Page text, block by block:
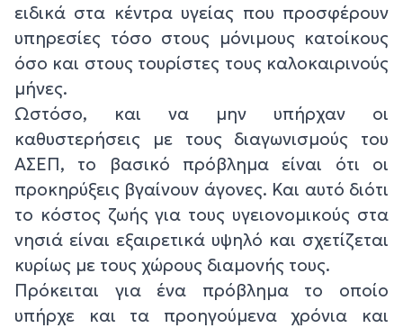
ειδικά στα κέντρα υγείας που προσφέρουν
υπηρεσίες τόσο στους μόνιμους κατοίκους
όσο και στους τουρίστες τους καλοκαιρινούς
μήνες.
Ωστόσο, και να μην υπήρχαν οι
καθυστερήσεις με τους διαγωνισμούς του
ΑΣΕΠ, το βασικό πρόβλημα είναι ότι οι
προκηρύξεις βγαίνουν άγονες. Και αυτό διότι
το κόστος ζωής για τους υγειονομικούς στα
νησιά είναι εξαιρετικά υψηλό και σχετίζεται
κυρίως με τους χώρους διαμονής τους.
Πρόκειται για ένα πρόβλημα το οποίο
υπήρχε και τα προηγούμενα χρόνια και